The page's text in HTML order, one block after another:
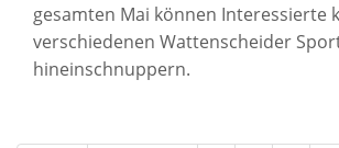
gesamten Mai können Interessierte
verschiedenen Wattenscheider
hineinschnuppern.